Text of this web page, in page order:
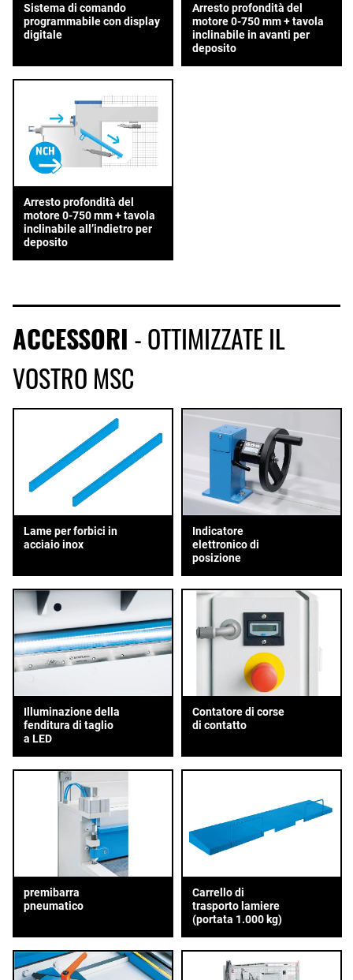
Sistema di comando
programmabile con display
digitale
Arresto profondità del
motore 0-750 mm + tavola
inclinabile in avanti per
deposito
Arresto profondità del
motore 0-750 mm + tavola
inclinabile all’indietro per
deposito
ACCESSORI - OTTIMIZZATE IL
VOSTRO MSC
Lame per forbici in
acciaio inox
Indicatore
elettronico di
posizione
Illuminazione della
fenditura di taglio
a LED
Contatore di corse
di contatto
premibarra
pneumatico
Carrello di
trasporto lamiere
(portata 1.000 kg)